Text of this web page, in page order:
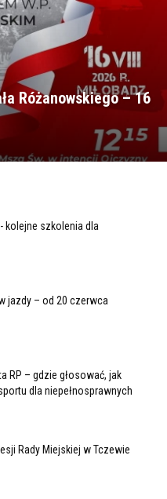
Różanowskiego – 16
kolejne szkolenia dla
jazdy – od 20 czerwca
RP – gdzie głosować, jak
dla niepełnosprawnych
Rady Miejskiej w Tczewie